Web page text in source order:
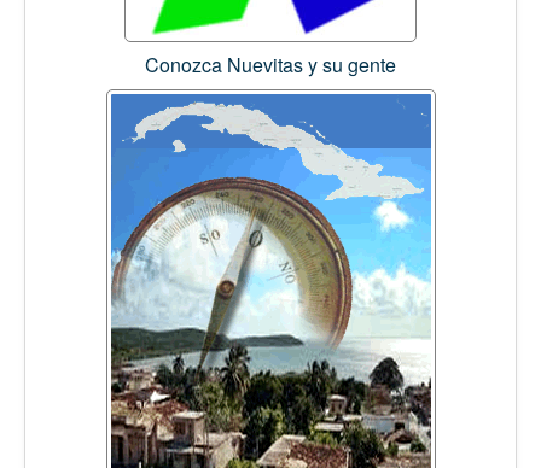
Conozca Nuevitas y su gente